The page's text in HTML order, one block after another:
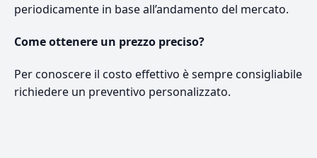
periodicamente in base all’andamento del mercato.
Come ottenere un prezzo preciso?
Per conoscere il costo effettivo è sempre consigliabile
richiedere un preventivo personalizzato.